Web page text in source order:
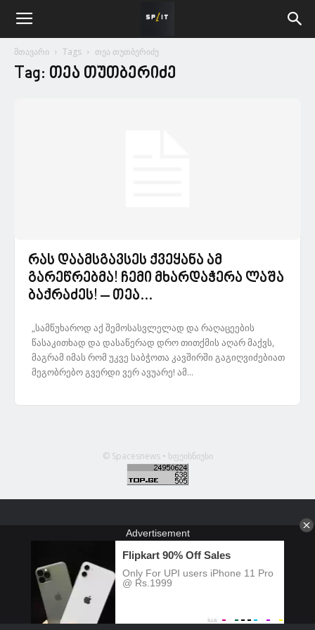
მთავარი Tags თეა თუთბერიძე
Tag: თეა თუთბერიძე
რას დაამსგავსეს ქვეყანა ამ
გარეწრებმა! ჩემი მხარდაჭერა ლაშა
ბაქრაძეს! – თეა...
„სამწუხაროდ აქ შემოსასვლელად და რაღაცეების
წასაკითხად და დასაწერად დრო თითქმის აღარ მაქვს,
მაგრამ იმას რომ უკვე საბჭოთა კავშირში გაგიღვიძებიათ
მეგობრებო გვერდი ვერ ავუარე! ამ...
© Spacesnews • სფეისნიუსი